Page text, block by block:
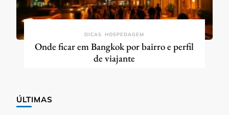
DICAS HOSPEDAGEM
Onde ficar em Bangkok por bairro e perfil
de viajante
ÚLTIMAS